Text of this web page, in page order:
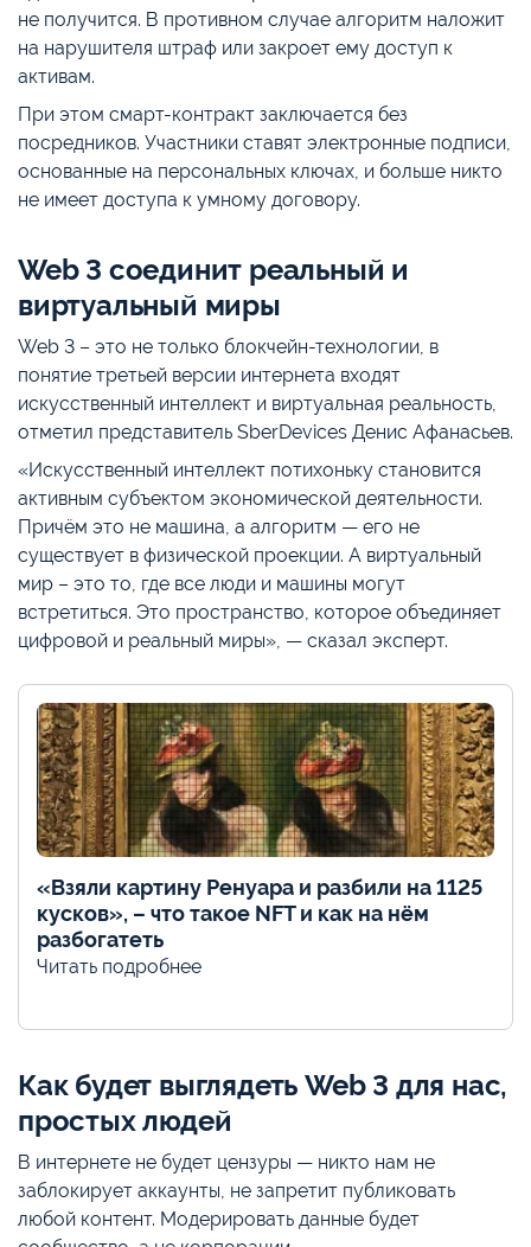
не получится. В противном случае алгоритм наложит
на нарушителя штраф или закроет ему доступ к
активам.
При этом смарт-контракт заключается без
посредников. Участники ставят электронные подписи,
основанные на персональных ключах, и больше никто
не имеет доступа к умному договору.
Web 3 соединит реальный и
виртуальный миры
Web 3 – это не только блокчейн-технологии, в
понятие третьей версии интернета входят
искусственный интеллект и виртуальная реальность,
отметил представитель SberDevices Денис Афанасьев.
«Искусственный интеллект потихоньку становится
активным субъектом экономической деятельности.
Причём это не машина, а алгоритм — его не
существует в физической проекции. А виртуальный
мир – это то, где все люди и машины могут
встретиться. Это пространство, которое объединяет
цифровой и реальный миры», — сказал эксперт.
«Взяли картину Ренуара и разбили на 1125
кусков», – что такое NFT и как на нём
разбогатеть
Читать подробнее
Как будет выглядеть Web 3 для нас,
простых людей
В интернете не будет цензуры — никто нам не
заблокирует аккаунты, не запретит публиковать
любой контент. Модерировать данные будет